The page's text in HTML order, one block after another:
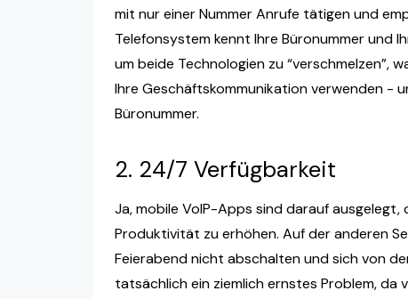
mit nur einer Nummer Anrufe tätigen und
Telefonsystem kennt Ihre Büronummer und
um beide Technologien zu “verschmelzen”,
Ihre Geschäftskommunikation verwenden -
Büronummer.
2. 24/7 Verfügbarkeit
Ja, mobile VoIP-Apps sind darauf
Produktivität zu erhöhen. Auf der anderen
Feierabend nicht abschalten und sich von
tatsächlich ein ziemlich ernstes Problem, da